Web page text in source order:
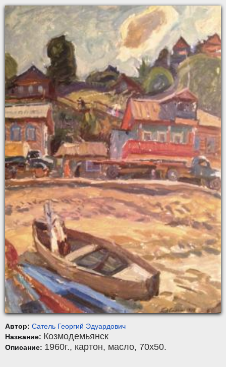
Автор: Сатель Георгий Эдуардович
Название: Козмодемьянск
Описание: 1960г., картон, масло, 70x50.